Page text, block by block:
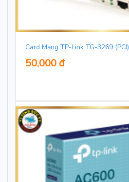
Card Mạng TP-Link TG-3269 (PCI)
50,000 đ